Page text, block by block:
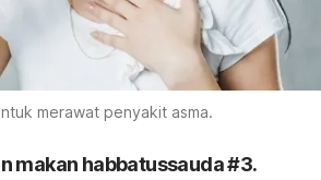
merawat penyakit asma.
makan habbatussauda #3.